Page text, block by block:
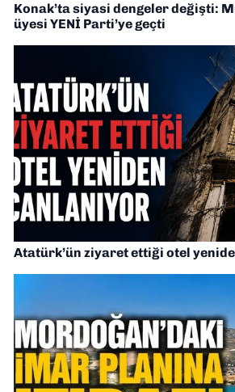
Konak’ta siyasi dengeler değişti:
üyesi YENİ Parti’ye geçti
Atatürk’ün ziyaret ettiği otel